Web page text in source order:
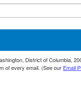
District of Columbia,
of every email. (See our Email